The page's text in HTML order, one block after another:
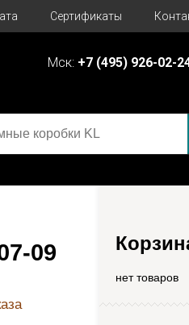
Сертификаты
Мск: +7 (495) 926-02-
нет товаров
09